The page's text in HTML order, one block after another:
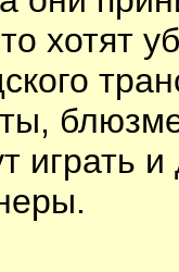
хотят
играть